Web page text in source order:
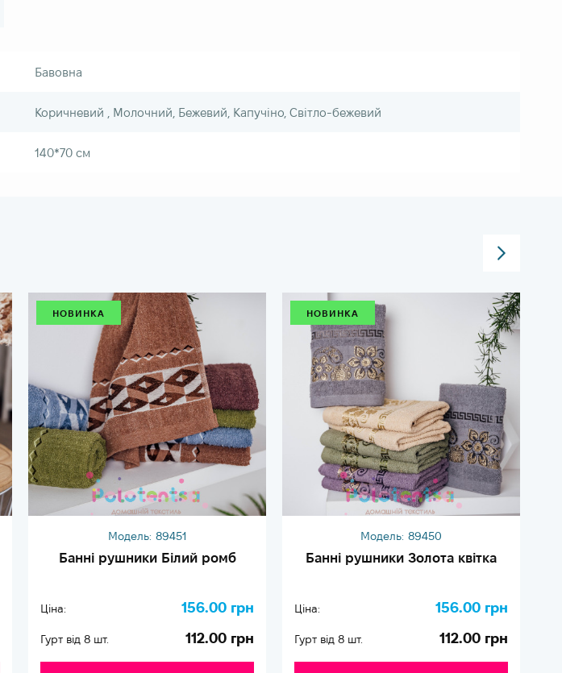
Бавовна
Коричневий , Молочний, Бежевий, Капучіно, Світло-бежевий
140*70 см
НОВИНКА
Модель: 89451
Банні рушники Білий ромб
Ціна: 156.00 грн
Гурт від 8 шт. 112.00 грн
НОВИНКА
Модель: 89450
Банні рушники Золота квітка
Ціна: 156.00 грн
Гурт від 8 шт. 112.00 грн